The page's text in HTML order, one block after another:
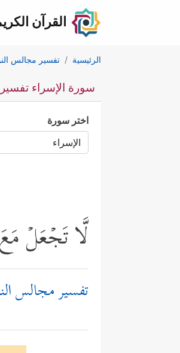
القرآن
الرئيسية تفسير مجالس
سورة الإسراء تفسير
اختر سورة
لَّا تَجۡعَلۡ مَعَ
تفسير مجالس